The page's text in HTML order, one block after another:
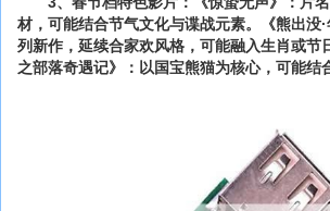
材，可能结合节气文化与谍战元素。《熊出没
列新作，延续合家欢风格，可能融入生肖或节
之部落奇遇记》：以国宝熊猫为核心，可能结